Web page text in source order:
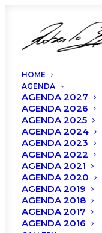
HOME
AGENDA
AGENDA 2027
AGENDA 2026
AGENDA 2025
AGENDA 2024
AGENDA 2023
AGENDA 2022
AGENDA 2021
AGENDA 2020
AGENDA 2019
AGENDA 2018
AGENDA 2017
AGENDA 2016